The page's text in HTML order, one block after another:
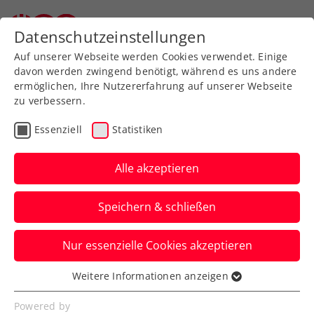
Zurück zur Newsübersicht
Turniere
Weltstar Kerber kehrt als
Mutter zum Upper Austria
Ladies Linz zurück
Die dreifache Grand-Slam-Siegerin und
Gewinnerin des WTA-Turniers in Linz
2013 erhält eine Wildcard.
Verfasst von: Presseaussendung / Redaktion, 24.01.2024
Datenschutzeinstellungen
Auf unserer Webseite werden Cookies verwendet. Einige
davon werden zwingend benötigt, während es uns andere
ermöglichen, Ihre Nutzererfahrung auf unserer Webseite
zu verbessern.
Essenziell Statistiken
Alle akzeptieren
Speichern & schließen
Nur essenzielle Cookies akzeptieren
Essenziell
Essenzielle Cookies werden für grundlegende
Weitere Informationen anzeigen
Powered by